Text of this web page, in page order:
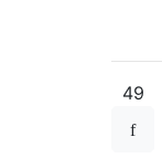
49